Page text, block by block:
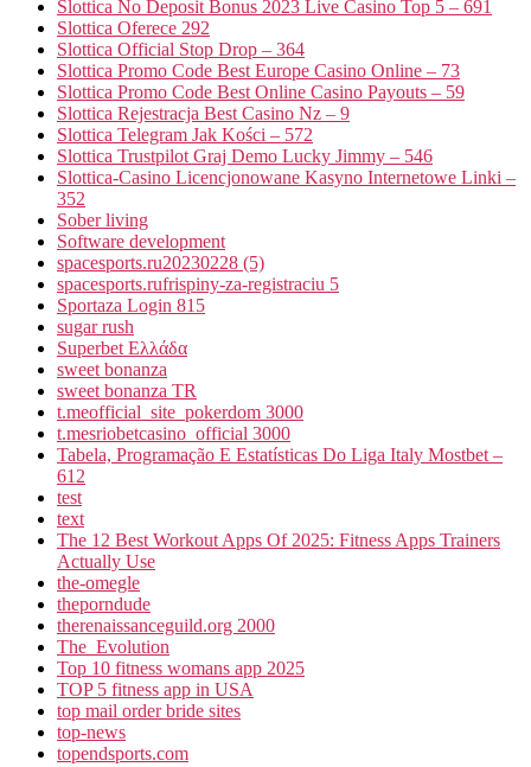
Slottica No Deposit Bonus 2023 Live Casino Top 5 – 691
Slottica Oferece 292
Slottica Official Stop Drop – 364
Slottica Promo Code Best Europe Casino Online – 73
Slottica Promo Code Best Online Casino Payouts – 59
Slottica Rejestracja Best Casino Nz – 9
Slottica Telegram Jak Kości – 572
Slottica Trustpilot Graj Demo Lucky Jimmy – 546
Slottica-Casino Licencjonowane Kasyno Internetowe Linki –
352
Sober living
Software development
spacesports.ru20230228 (5)
spacesports.rufrispiny-za-registraciu 5
Sportaza Login 815
sugar rush
Superbet Ελλάδα
sweet bonanza
sweet bonanza TR
t.meofficial_site_pokerdom 3000
t.mesriobetcasino_official 3000
Tabela, Programação E Estatísticas Do Liga Italy Mostbet –
612
test
text
The 12 Best Workout Apps Of 2025: Fitness Apps Trainers
Actually Use
the-omegle
theporndude
therenaissanceguild.org 2000
The_Evolution
Top 10 fitness womans app 2025
TOP 5 fitness app in USA
top mail order bride sites
top-news
topendsports.com